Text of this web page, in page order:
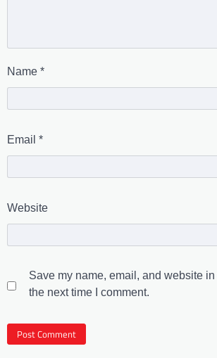
Name *
Email *
Website
Save my name, email, and website
the next time I comment.